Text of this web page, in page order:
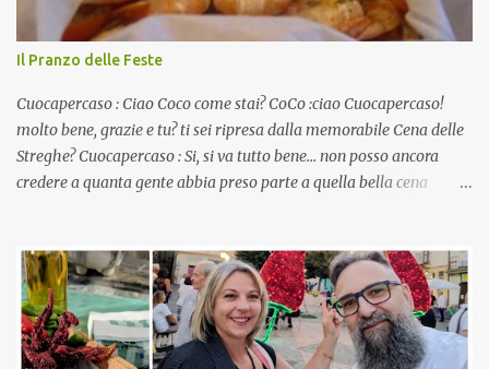
Il Pranzo delle Feste
Cuocapercaso : Ciao Coco come stai? CoCo :ciao Cuocapercaso!
molto bene, grazie e tu? ti sei ripresa dalla memorabile Cena delle
Streghe? Cuocapercaso : Si, si va tutto bene… non posso ancora
credere a quanta gente abbia preso parte a quella bella cena
pranzo, racconta un po'! Perchè io avrò ospiti e cerco degli spunti...
Cuocapercaso : A dire il vero domenica prossima non preparo
nulla perché vado al Pranzo Aziendale di fine anno organizzato dai
mie capi! CoCo : Pranzo aziendale? Una bella idea! Cuocapercaso :